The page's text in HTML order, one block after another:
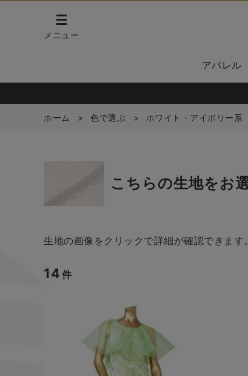
メニュー
アパレル
ホーム > 色で選ぶ > ホワイト・アイボリー系
こちらの生地をお
生地の画像をクリックで詳細が確認できます。
14 件